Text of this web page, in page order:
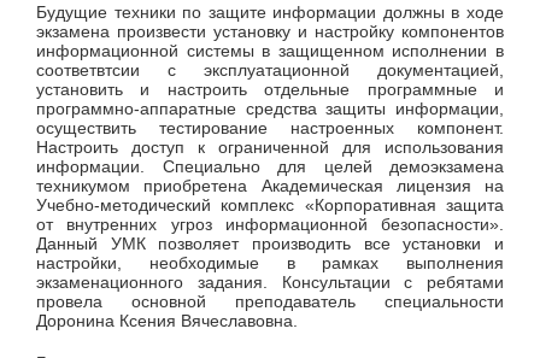
Будущие техники по защите информации должны в ходе
экзамена произвести установку и настройку компонентов
информационной системы в защищенном исполнении в
соответвтсии с эксплуатационной документацией,
установить и настроить отдельные программные и
программно-аппаратные средства защиты информации,
осуществить тестирование настроенных компонент.
Настроить доступ к ограниченной для использования
информации. Специально для целей демоэкзамена
техникумом приобретена Академическая лицензия на
Учебно-методический комплекс «Корпоративная защита
от внутренних угроз информационной безопасности».
Данный УМК позволяет производить все установки и
настройки, необходимые в рамках выполнения
экзаменационного задания. Консультации с ребятами
провела основной преподаватель специальности
Доронина Ксения Вячеславовна.